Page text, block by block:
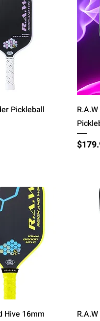
दृश्य
Pickleball
मूल्य
दृश्य
Hive 16mm